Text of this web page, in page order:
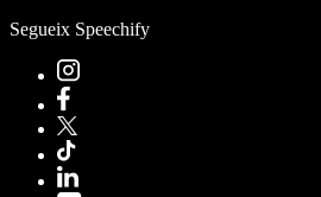
Segueix Speechify